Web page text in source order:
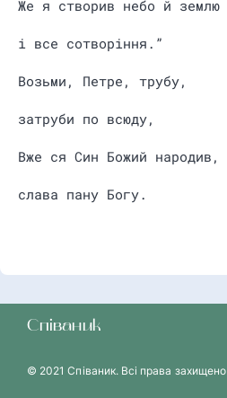
Же я створив небо й землю
і все сотворіння.”
Возьми, Петре, трубу,
затруби по всюду,
Вже ся Син Божий народив,
слава пану Богу.
Співаник
© 2021 Співаник. Всі права захищено